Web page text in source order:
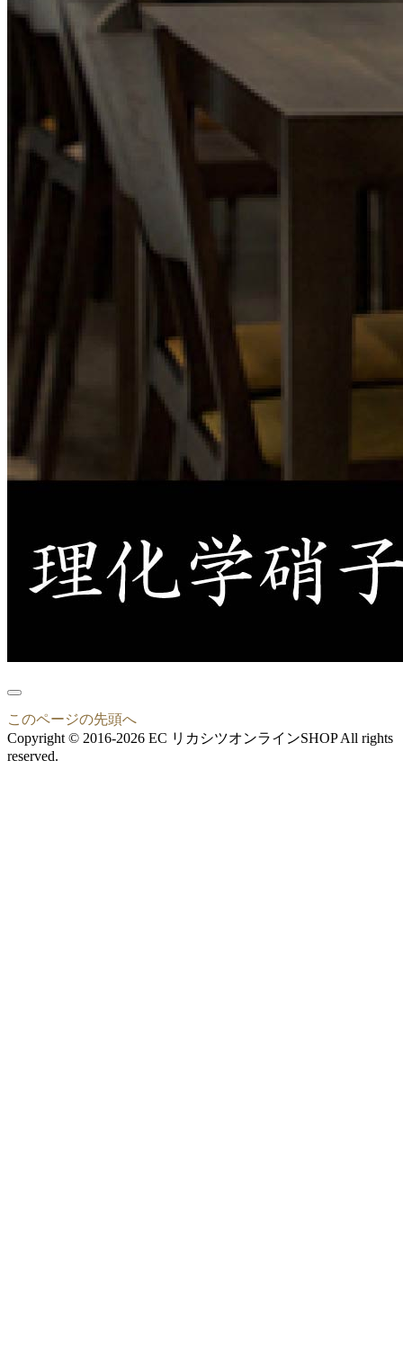
このページの先頭へ
Copyright © 2016-2026 EC リカシツオンラインSHOP All rights
reserved.